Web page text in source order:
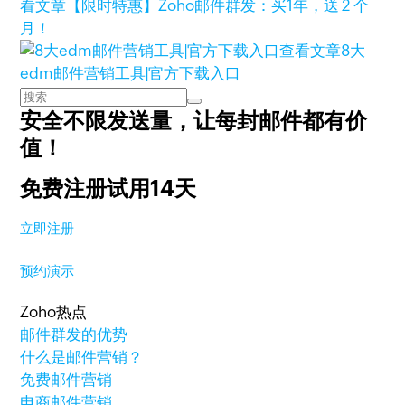
看文章 【限时特惠】Zoho邮件群发：买1年，送 2 个
月！
查看文章8大
edm邮件营销工具|官方下载入口
安全不限发送量，让每封邮件都有价
值！
免费注册试用14天
立即注册
预约演示
Zoho热点
邮件群发的优势
什么是邮件营销？
免费邮件营销